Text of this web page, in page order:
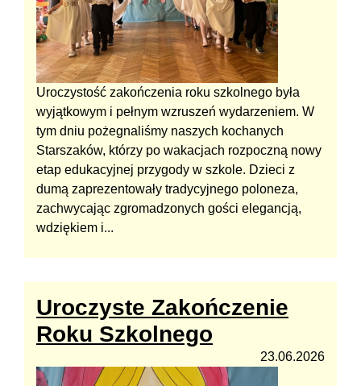
Uroczystość zakończenia roku szkolnego była
wyjątkowym i pełnym wzruszeń wydarzeniem. W
tym dniu pożegnaliśmy naszych kochanych
Starszaków, którzy po wakacjach rozpoczną nowy
etap edukacyjnej przygody w szkole. Dzieci z
dumą zaprezentowały tradycyjnego poloneza,
zachwycając zgromadzonych gości elegancją,
wdziękiem i...
Uroczyste Zakończenie
Roku Szkolnego
23.06.2026